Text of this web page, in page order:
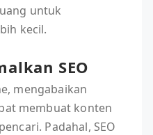
untuk
kecil.
SEO
mengabaikan
membuat konten
Padahal, SEO